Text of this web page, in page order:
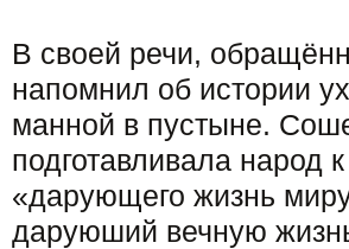
В своей речи,
напомнил об истории
манной в пустыне.
подготавливала народ
«дарующего жизнь
даруюший вечную